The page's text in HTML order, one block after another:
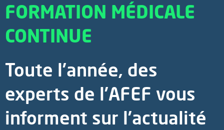
FORMATION MÉDICALE
CONTINUE
Toute l’année, des
experts de l’AFEF vous
informent sur l’actualité